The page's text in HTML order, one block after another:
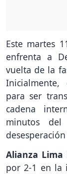
Este martes
enfrenta a
vuelta de la
para ser
cadena
minutos
Alianza Lima
por 2-1 en la